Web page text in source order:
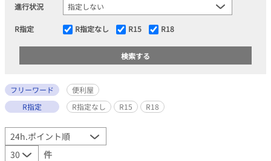
進行状況
R指定 R指定なし R15 R18
フリーワード
便利屋
R指定
R指定なし R15 R18
件